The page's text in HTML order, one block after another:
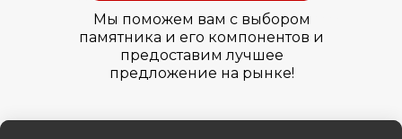
Мы поможем вам с выбором
памятника и его компонентов и
предоставим лучшее
предложение на рынке!